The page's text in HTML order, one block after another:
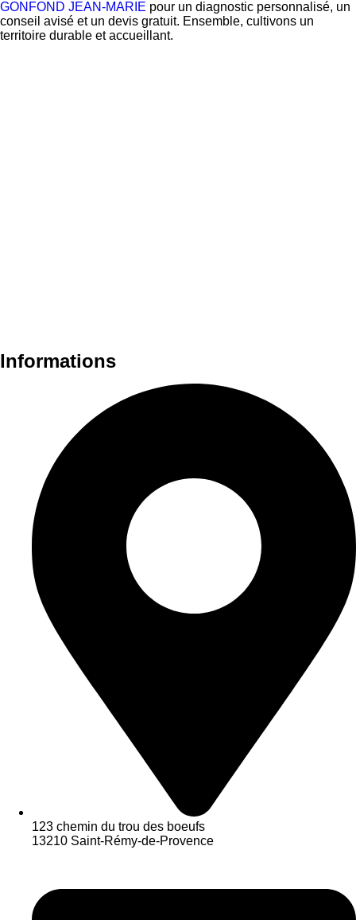
GONFOND JEAN-MARIE pour un diagnostic personnalisé, un
conseil avisé et un devis gratuit. Ensemble, cultivons un
territoire durable et accueillant.
Informations
123 chemin du trou des boeufs
13210 Saint-Rémy-de-Provence